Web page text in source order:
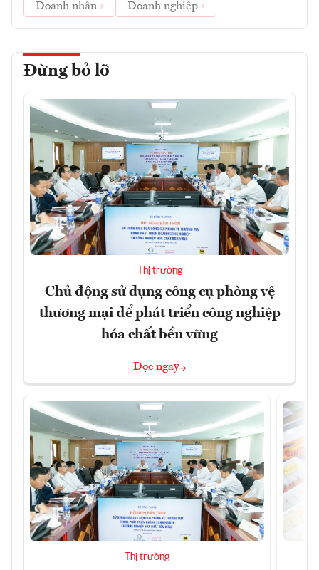
Doanh nhân
Doanh nghiệp
Đừng bỏ lỡ
Thị trường
Chủ động sử dụng công cụ phòng vệ
thương mại để phát triển công nghiệp
hóa chất bền vững
Đọc ngay
Thị trường